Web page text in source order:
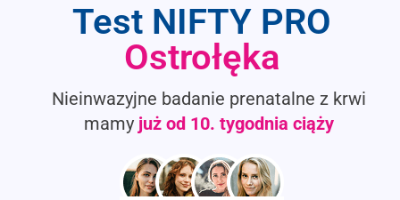
Test NIFTY PRO
Ostrołęka
Nieinwazyjne badanie prenatalne z krwi
mamy już od 10. tygodnia ciąży